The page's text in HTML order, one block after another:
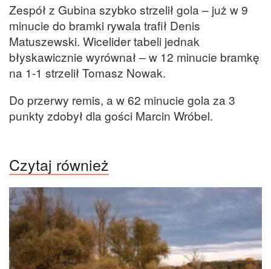
Zespół z Gubina szybko strzelił gola – już w 9
minucie do bramki rywala trafił Denis
Matuszewski. Wicelider tabeli jednak
błyskawicznie wyrównał – w 12 minucie bramkę
na 1-1 strzelił Tomasz Nowak.
Do przerwy remis, a w 62 minucie gola za 3
punkty zdobył dla gości Marcin Wróbel.
Czytaj również